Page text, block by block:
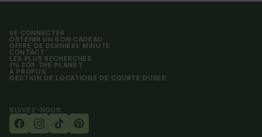
SE CONNECTER
OBTENIR UN BON CADEAU
OFFRE DE DERNIÈRE MINUTE
CONTACT
LES PLUS RECHERCHÉS
1% FOR THE PLANET
À PROPOS
GESTION DE LOCATIONS DE COURTE DURÉE
SUIVEZ-NOUS